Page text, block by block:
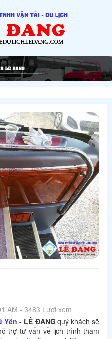
AM - 3483 Lượt xem
Yên - LÊ ĐANG quý khách sẽ
trợ tư vấn về lịch trình tham